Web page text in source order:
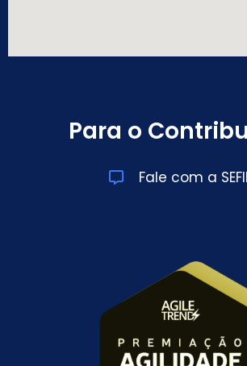
Para o
Fale com a